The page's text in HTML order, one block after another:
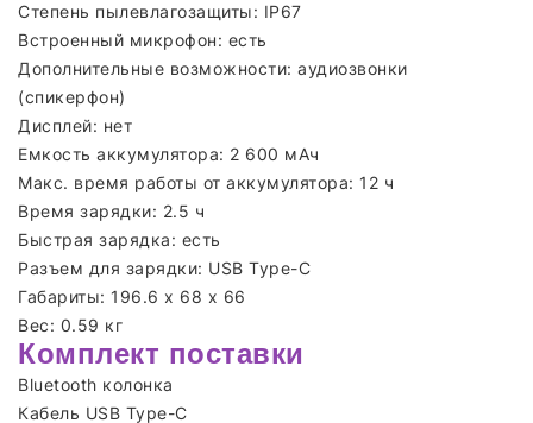
Степень пылевлагозащиты: IP67
Встроенный микрофон: есть
Дополнительные возможности: аудиозвонки
(спикерфон)
Дисплей: нет
Емкость аккумулятора: 2 600 мАч
Макс. время работы от аккумулятора: 12 ч
Время зарядки: 2.5 ч
Быстрая зарядка: есть
Разъем для зарядки: USB Type-C
Габариты: 196.6 x 68 x 66
Вес: 0.59 кг
Комплект поставки
Bluetooth колонка
Кабель USB Type-C